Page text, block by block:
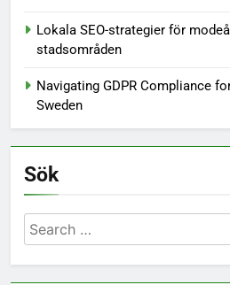
Lokala SEO-strategier för
stadsområden
Navigating GDPR Compliance
Sweden
Sök
Search
for: